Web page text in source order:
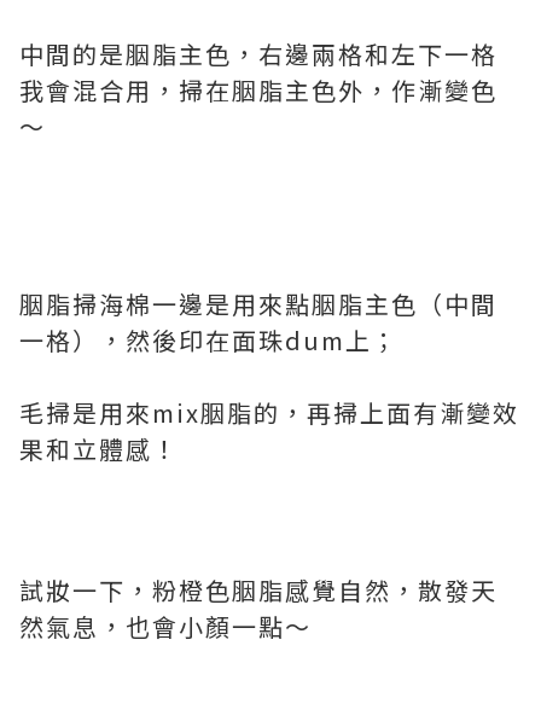
中間的是胭脂主色，右邊兩格和左下一格
我會混合用，掃在胭脂主色外，作漸變色
～
胭脂掃海棉一邊是用來點胭脂主色（中間
一格），然後印在面珠dum上；
毛掃是用來mix胭脂的，再掃上面有漸變效
果和立體感！
試妝一下，粉橙色胭脂感覺自然，散發天
然氣息，也會小顏一點～